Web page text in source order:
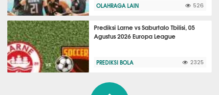
OLAHRAGA LAIN 526
Prediksi Larne vs Saburtalo Tbilisi, 05
Agustus 2026 Europa League
PREDIKSI BOLA 2325